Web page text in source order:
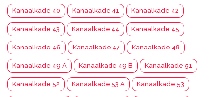
Kanaalkade 40 Kanaalkade 41 Kanaalkade 42
Kanaalkade 43 Kanaalkade 44 Kanaalkade 45
Kanaalkade 46 Kanaalkade 47 Kanaalkade 48
Kanaalkade 49 A Kanaalkade 49 B Kanaalkade 51
Kanaalkade 52 Kanaalkade 53 A Kanaalkade 53